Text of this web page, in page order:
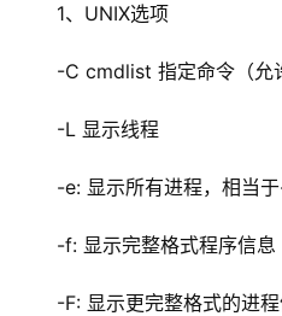
1、UNIX选项
-C cmdlist 指定命令（允
-L 显示线程
-e: 显示所有进程，相当
-f: 显示完整格式程序信息
-F: 显示更完整格式的进